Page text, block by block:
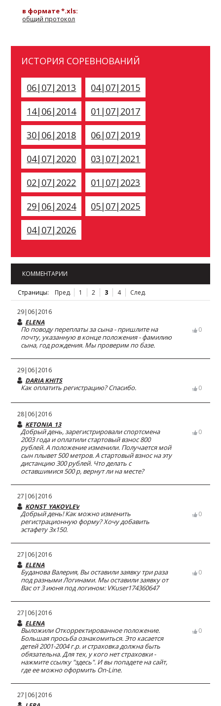
в формате *.xls:
общий протокол
ИСТОРИЯ СОРЕВНОВАНИЙ
06|07|2013
04|07|2015
14|06|2014
01|07|2017
30|06|2018
06|07|2019
04|07|2020
03|07|2021
02|07|2022
01|07|2023
29|06|2024
05|07|2025
04|07|2026
КОММЕНТАРИИ
Страницы: Пред. 1 2 3 4 След.
29|06|2016
ELENA
По поводу переплаты за сына - пришлите на
почту, указанную в конце положения - фамилию
сына, год рождения. Мы проверим по базе.
0
29|06|2016
DARIA KHITS
Как оплатить регистрацию? Спасибо. 0
28|06|2016
KETONIA_13
Добрый день, зарегистрировали спортсмена
2003 года и оплатили стартовый взнос 800
рублей. А положение изменили. Получается мой
сын плывет 500 метров. А стартовый взнос на эту
дистанцию 300 рублей. Что делать с
оставшимися 500 р, вернут ли на месте?
0
27|06|2016
KONST_YAKOVLEV
Добрый день! Как можно изменить
регистрационную форму? Хочу добавить
эстафету 3х150.
0
27|06|2016
ELENA
Буданова Валерия, Вы оставили заявку три раза
под разными Логинами. Мы оставили заявку от
Вас от 3 июня под логином: VKuser174360647
0
27|06|2016
ELENA
Выложили Откорректированное положение.
Большая просьба ознакомиться. Это касается
детей 2001-2004 г.р. и страховка должна быть
обязательна. Для тех, у кого нет страховки -
нажмите ссылку "здесь". И вы попадете на сайт,
где ее можно оформить On-Line.
0
27|06|2016